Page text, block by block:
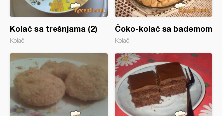
Kolač sa trešnjama (2)
Kolači
Čoko-kolač sa bademom
Kolači